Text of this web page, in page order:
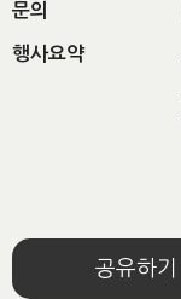
문의
행사요약
공유하기